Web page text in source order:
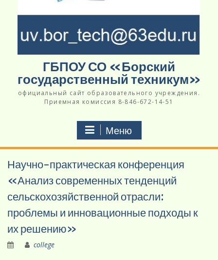
ГБПОУ СО «Борский
государственный техникум»
официальный сайт образовательного учреждения.
Приемная комиссия 8-846-672-14-51
Меню
Научно-практическая конференция
«Анализ современных тенденций
сельскохозяйственной отрасли:
проблемы и инновационные подходы к
их решению»
college